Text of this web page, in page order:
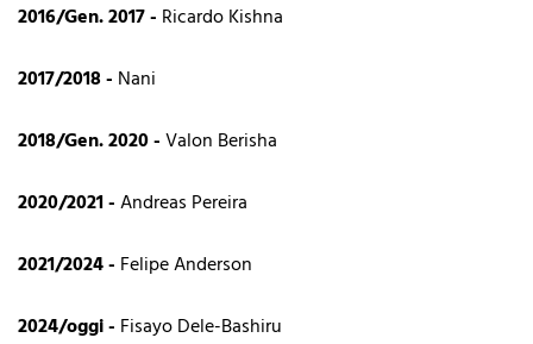
2016/Gen. 2017 - Ricardo Kishna
2017/2018 - Nani
2018/Gen. 2020 -Valon Berisha
2020/2021 -Andreas Pereira
2021/2024 - Felipe Anderson
2024/oggi - Fisayo Dele-Bashiru